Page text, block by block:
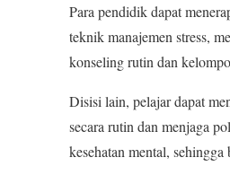
Para pendidik dapat
teknik manajemen stress,
konseling rutin dan
Disisi lain, pelajar dapat
secara rutin dan menjaga
kesehatan mental,